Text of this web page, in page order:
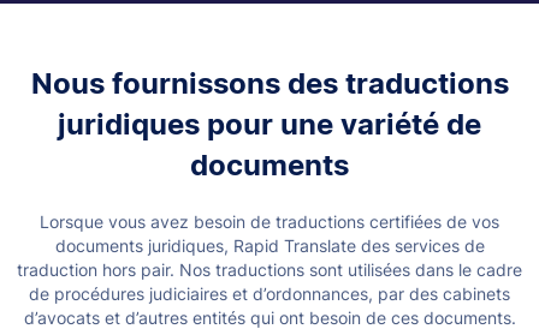
Nous fournissons des traductions
juridiques pour une variété de
documents
Lorsque vous avez besoin de traductions certifiées de vos
documents juridiques, Rapid Translate des services de
traduction hors pair. Nos traductions sont utilisées dans le cadre
de procédures judiciaires et d’ordonnances, par des cabinets
d’avocats et d’autres entités qui ont besoin de ces documents.